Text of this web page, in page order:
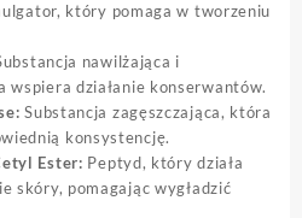
który pomaga w tworzeniu
nawilżająca i
działanie konserwantów.
Substancja zagęszczająca, która
konsystencję.
Ester: Peptyd, który działa
skóry, pomagając wygładzić